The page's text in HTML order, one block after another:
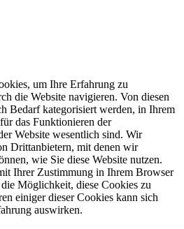
um Ihre Erfahrung zu
die Website navigieren. Von diesen
Bedarf kategorisiert werden, in Ihrem
das Funktionieren der
Website wesentlich sind. Wir
Drittanbietern, mit denen wir
wie Sie diese Website nutzen.
Ihrer Zustimmung in Ihrem Browser
Möglichkeit, diese Cookies zu
einiger dieser Cookies kann sich
auswirken.